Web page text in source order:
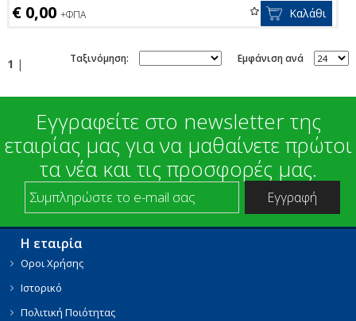
€ 0,00 +ΦΠΑ Καλάθι
1 | Εμφάνιση ανά
Ταξινόμηση:
Εγγραφείτε στο newsletter της
εταιρίας μας για να μαθαίνετε πρώτοι
τα νέα και τις προσφορές μας.
Η εταιρία
Οροι Χρήσης
Ιστορικό
Πολιτική Ποιότητας